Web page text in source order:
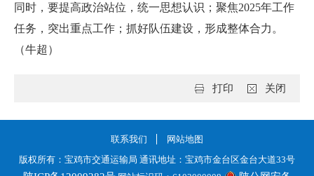
同时，要提高政治站位，统一思想认识；聚焦2025年工作
任务，突出重点工作；抓好队伍建设，形成整体合力。
（牛超）
关闭
打印
联系我们
网站地图
版权所有：宝鸡市交通运输局 通讯地址：宝鸡市金台区金台大道33号